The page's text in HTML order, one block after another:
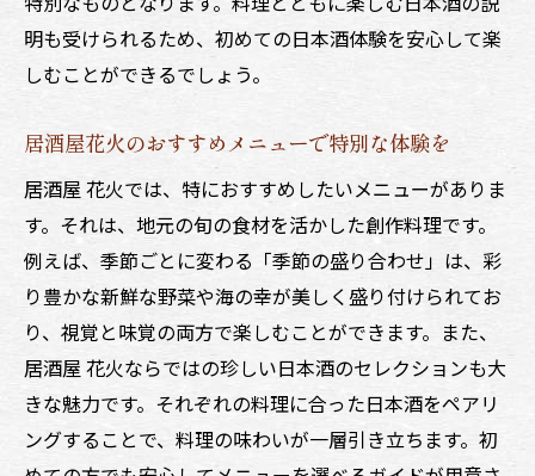
明も受けられるため、初めての日本酒体験を安心して楽
しむことができるでしょう。
居酒屋花火のおすすめメニューで特別な体験を
居酒屋 花火では、特におすすめしたいメニューがありま
す。それは、地元の旬の食材を活かした創作料理です。
例えば、季節ごとに変わる「季節の盛り合わせ」は、彩
り豊かな新鮮な野菜や海の幸が美しく盛り付けられてお
り、視覚と味覚の両方で楽しむことができます。また、
居酒屋 花火ならではの珍しい日本酒のセレクションも大
きな魅力です。それぞれの料理に合った日本酒をペアリ
ングすることで、料理の味わいが一層引き立ちます。初